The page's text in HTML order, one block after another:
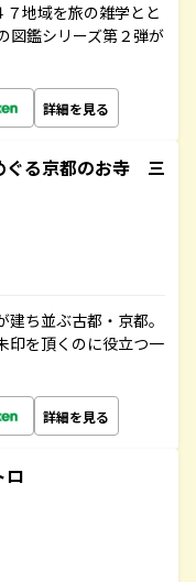
地域を旅の雑学とと
図鑑シリーズ第２弾が
詳細を見る
る京都のお寺 三
ち並ぶ古都・京都。
印を頂くのに役立つ一
詳細を見る